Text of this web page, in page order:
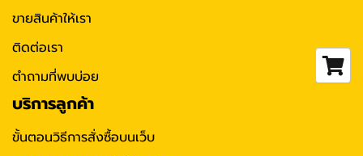
ขายสินค้าให้เรา
ติดต่อเรา
ตำถามที่พบบ่อย
บริการลูกค้า
ขั้นตอนวิธีการสั่งซื้อบนเว็บ